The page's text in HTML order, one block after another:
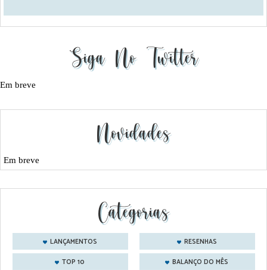
Siga No Twitter
Em breve
Novidades
Em breve
Categorias
LANÇAMENTOS
RESENHAS
TOP 10
BALANÇO DO MÊS